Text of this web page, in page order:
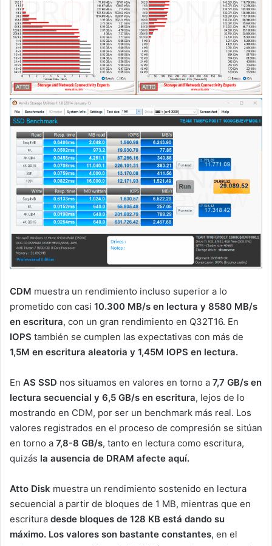
CDM muestra un rendimiento incluso superior a lo
prometido con casi 10.300 MB/s en lectura y 8580 MB/s
en escritura, con un gran rendimiento en Q32T16. En
IOPS también se cumplen las expectativas con más de
1,5M en escritura aleatoria y 1,45M IOPS en lectura.
En AS SSD nos situamos en valores en torno a 7,7 GB/s en
lectura secuencial y 6,5 GB/s en escritura, lejos de lo
mostrando en CDM, por ser un benchmark más real. Los
valores registrados en el proceso de compresión se sitúan
en torno a 7,8-8 GB/s, tanto en lectura como escritura,
quizás la ausencia de DRAM afecte aquí.
Atto Disk muestra un rendimiento sostenido en lectura
secuencial a partir de bloques de 1 MB, mientras que en
escritura desde bloques de 128 KB está dando su
máximo. Los valores son bastante constantes, en el